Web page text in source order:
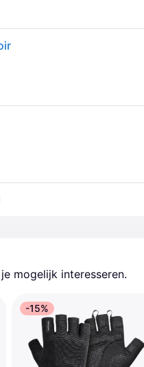
mogelijk interesseren.
-15%